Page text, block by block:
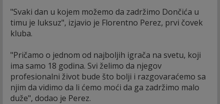
"Svaki dan u kojem možemo da zadržimo Dončića u
timu je luksuz", izjavio je Florentno Perez, prvi čovek
kluba.
"Pričamo o jednom od najboljih igrača na svetu, koji
ima samo 18 godina. Svi želimo da njegov
profesionalni život bude što bolji i razgovaraćemo sa
njim da vidimo da li ćemo moći da ga zadržimo malo
duže", dodao je Perez.